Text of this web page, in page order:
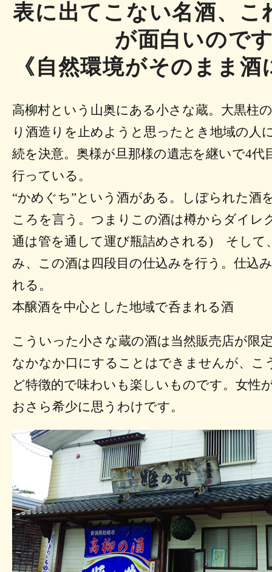
表に出てこない名酒、こ
が面白いので
《自然環境がそのまま
高柳村という山奥にある小さな蔵。大黒柱
り酒造りを止めようと思ったとき地域の人
続を決意。奥様が旦那様の遺志を継いで4代
行っている。
“かめぐち”という酒がある。しぼられた酒
ころを言う。つまりこの酒は樽からダイレ
通は管を通して運び瓶詰めされる) そして
み、この酒は四段目の仕込みを行う。仕込
れる。
本醸酒を中心とした地域で呑まれる酒
こういった小さな蔵の酒は当然販売店が限
なかなか口にすることはできませんが、こ
ど特徴的で味わいも楽しいものです。女性
おさら希少に思うわけです。